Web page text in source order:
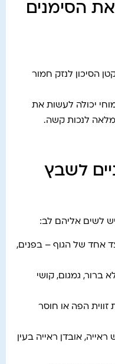
הסימנים
הסיכון לנזק חמור
יכולה לעשות את
מלאה לנכות קשה.
לשבץ
לשים אליהם לב:
אחד של הגוף – בפנים,
ברור, גמגום, קושי
זווית הפה או חוסר
אובדן ראייה בעין